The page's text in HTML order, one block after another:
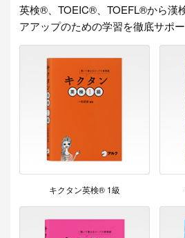
英検®、TOEIC®、TOEFL®から漢
アアップのための学習を徹底サポー
キクタン英検® 1級